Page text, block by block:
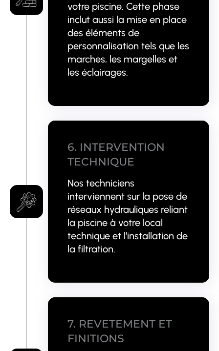
votre piscine. Cette phase
inclut aussi la mise en place
des éléments de
personnalisation tels que les
marches, les margelles et
les éclairages.
6. INTERVENTION
TECHNIQUE
Nos techniciens
interviennent sur la pose de
réseaux hydrauliques reliant
la piscine à votre local
technique et l’installation de
la filtration.
7. REVETEMENT ET
FINITIONS